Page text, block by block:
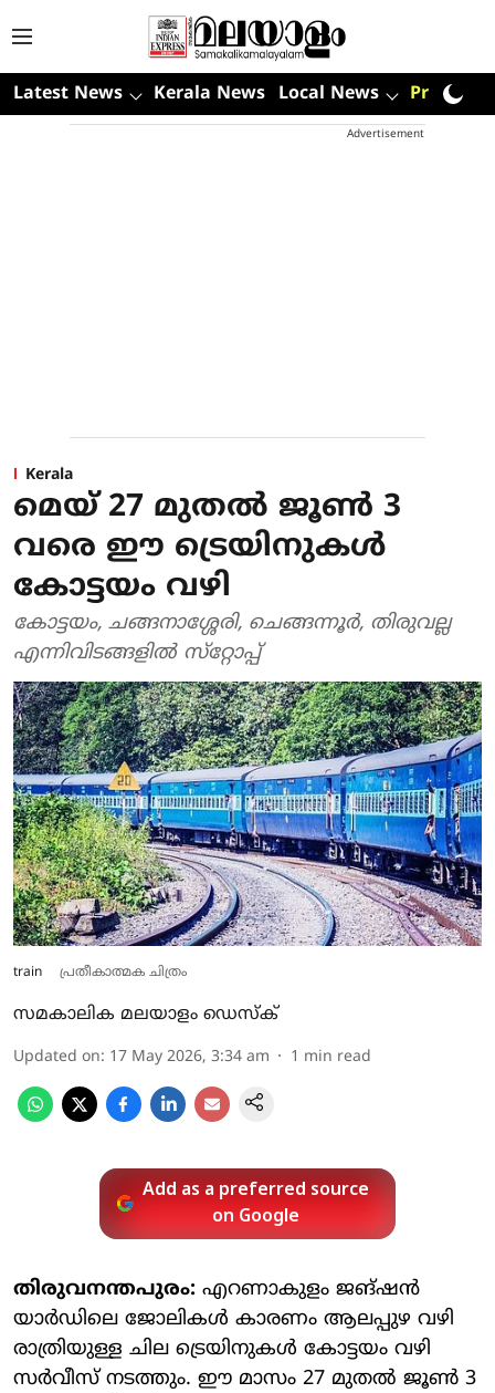
Latest News Kerala News Local News Premium
Advertisement
Kerala
മെയ് 27 മുതല്‍ ജൂണ്‍ 3
വരെ ഈ ട്രെയിനുകള്‍
കോട്ടയം വഴി
കോട്ടയം, ചങ്ങനാശ്ശേരി, ചെങ്ങന്നൂര്‍, തിരുവല്ല
എന്നിവിടങ്ങളില്‍ സ്‌റ്റോപ്പ്
train പ്രതീകാത്മക ചിത്രം
സമകാലിക മലയാളം ഡെസ്ക്
Updated on: 17 May 2026, 3:34 am 1 min read
Add as a preferred source
on Google
തിരുവനന്തപുരം: എറണാകുളം ജങ്ഷന്‍
യാര്‍ഡിലെ ജോലികള്‍ കാരണം ആലപ്പുഴ വഴി
രാത്രിയുള്ള ചില ട്രെയിനുകള്‍ കോട്ടയം വഴി
സര്‍വീസ് നടത്തും. ഈ മാസം 27 മുതല്‍ ജൂണ്‍ 3